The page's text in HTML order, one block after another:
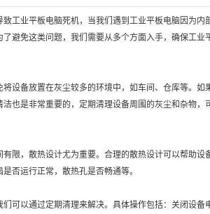
工业平板电脑死机，当我们遇到工业平板电脑因为内
避免这类问题，我们需要从多个方面入手，确保工业
设备放置在灰尘较多的环境中，如车间、仓库等。如
也是非常重要的，定期清理设备周围的灰尘和杂物，
限，散热设计尤为重要。合理的散热设计可以帮助设
否运行正常，散热孔是否畅通等。
可以通过定期清理来解决。具体操作包括：关闭设备